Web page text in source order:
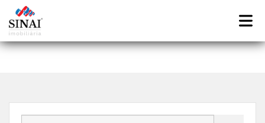
Início» Blog Administração de condomínios em Vaz Lobo RJ